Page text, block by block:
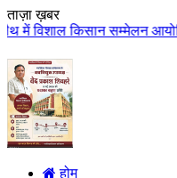
ताज़ा ख़बर
लगभग 87.21
होम